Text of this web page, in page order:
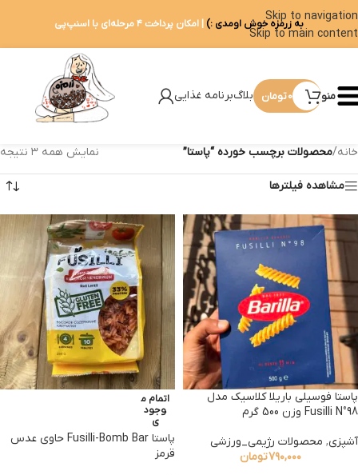
Skip to navigation
Skip to main content
به زرمزه خوش اومدی :) | امکان پرداخت ۴ مرحله‌ای با اسنپ‌پی
منو 0تومان بلاگبرنامه غذایی
خانه/محصولات برچسب خورده “پاستا” نمایش همه ۳ نتیجه
مشاهده فیلترها
پاستا فوسیلی باریلا کلاسیک مدل
Fusilli N°98 وزن 500 گرم
آشپزی, محصولات رژیمی_ورزشی
۷۹۰,۰۰۰تومان
اتمام م
وجود
ی
پاستا Fusilli-Bomb Bar حاوی عدس
قرمز